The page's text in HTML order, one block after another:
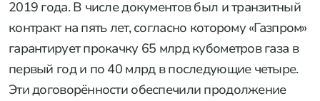
2019 года. В числе документов был и транзитный
контракт на пять лет, согласно которому «Газпром»
гарантирует прокачку 65 млрд кубометров газа в
первый год и по 40 млрд в последующие четыре.
Эти договорённости обеспечили продолжение